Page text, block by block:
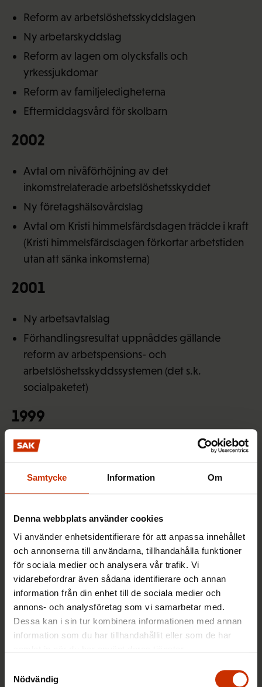
Samtycke Information Om
Denna webbplats använder cookies
Vi använder enhetsidentifierare för att anpassa innehållet
och annonserna till användarna, tillhandahålla funktioner
för sociala medier och analysera vår trafik. Vi
vidarebefordrar även sådana identifierare och annan
information från din enhet till de sociala medier och
annons- och analysföretag som vi samarbetar med.
Dessa kan i sin tur kombinera informationen med annan
information som du har tillhandahållit eller som de har
Nödvändig
Reform av arbetslöshetsskyddslagen
Ny arbetarskyddslag
Reform av lagen om olycksfalls och
yrkessjukdomar
Reform av familjeledigheterna
Eftermiddagsvård för skolbarn
2002
Avtal om nivåförhöjning av det
inkomstrelaterade arbetslöshetsskyddet
Ny företagshälsovårdslag
Avtal om Kristi himmelsfärdsdagen trädde i kraft
(Kristi himmelsfärdsdagen förkortar arbetstiden
utan att sänka inkomsterna)
2001
Ny arbetsavtalslag
Förhandlingsresultat uppnåddes gällande
reform av arbetspensions- och
arbetslöshetsskyddssystemen (det s.k.
socialpaketet)
1999
Reform gällande förtidspensioner
1998
1997
TT-FFC allmänna avtal
Servicearbetsgivarna-FFC samarbetsavtal
Reform gällande arbetspensionsinrättningarnas
investeringar
Avtal om s.k. buffertfonder inom
arbetslöshetsförsäkringssystemen samt om